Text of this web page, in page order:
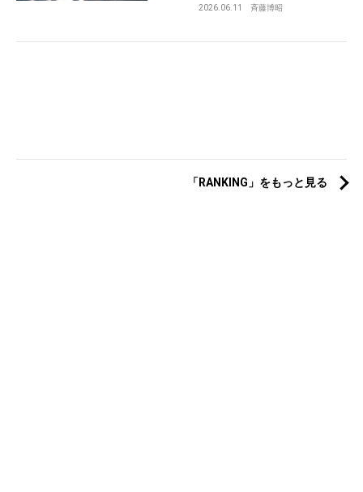
2026.06.11 斉藤博昭
「RANKING」をもっと見る